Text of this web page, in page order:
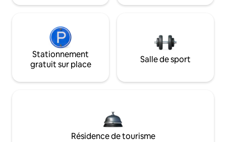
Stationnement
gratuit sur place
Salle de sport
Résidence de tourisme